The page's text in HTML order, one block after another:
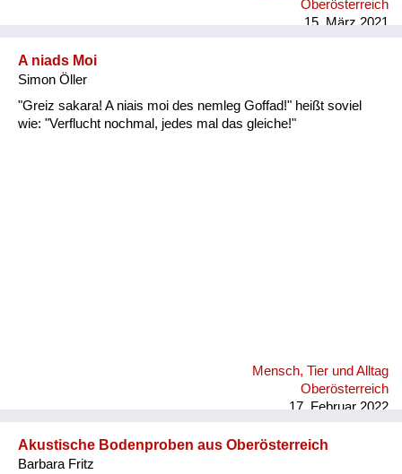
Oberösterreich
15. März 2021
A niads Moi
Simon Öller
"Greiz sakara! A niais moi des nemleg Goffad!" heißt soviel
wie: "Verflucht nochmal, jedes mal das gleiche!"
Mensch, Tier und Alltag
Oberösterreich
17. Februar 2022
Akustische Bodenproben aus Oberösterreich
Barbara Fritz